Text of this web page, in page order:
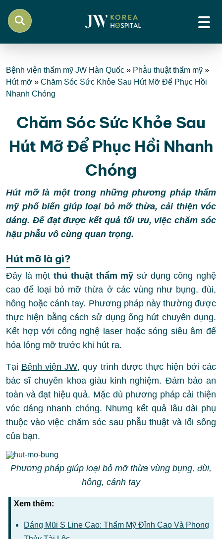
Bệnh viện thẩm mỹ JW Hàn Quốc » Phẫu thuật thẩm mỹ »
Hút mỡ » Chăm Sóc Sức Khỏe Sau Hút Mỡ Để Phục Hồi
Nhanh Chóng
Chăm Sóc Sức Khỏe Sau
Hút Mỡ Để Phục Hồi Nhanh
Chóng
Hút mỡ là một trong những phương pháp thẩm
mỹ phổ biến giúp loại bỏ mỡ thừa, cải thiện vóc
dáng. Để đạt được kết quả tối ưu, việc chăm sóc
hậu phẫu vô cùng quan trọng.
Hút mỡ là gì?
Đây là mộtthủ thuật thẩm mỹ sử dụng công nghệ
cao để loại bỏ mỡ thừa ở các vùng như bụng, đùi,
hông hoặc cánh tay. Phương pháp này thường được
thực hiện bằng cách sử dụng ống hút chuyên dụng.
Kết hợp với công nghệ laser hoặc sóng siêu âm để
hóa lỏng mỡ trước khi hút ra.
Tại Bệnh viện JW, quy trình được thực hiện bởi các
bác sĩ chuyên khoa giàu kinh nghiệm. Đảm bảo an
toàn và đạt hiệu quả. Mặc dù phương pháp cải thiện
vóc dáng nhanh chóng. Nhưng kết quả lâu dài phụ
thuộc vào việc chăm sóc sau phẫu thuật và lối sống
của bạn.
Phương pháp giúp loại bỏ mỡ thừa vùng bụng, đùi,
hông, cánh tay
Xem thêm:
Dáng Mũi S Line Cao: Thẩm Mỹ Đỉnh Cao Và Phong